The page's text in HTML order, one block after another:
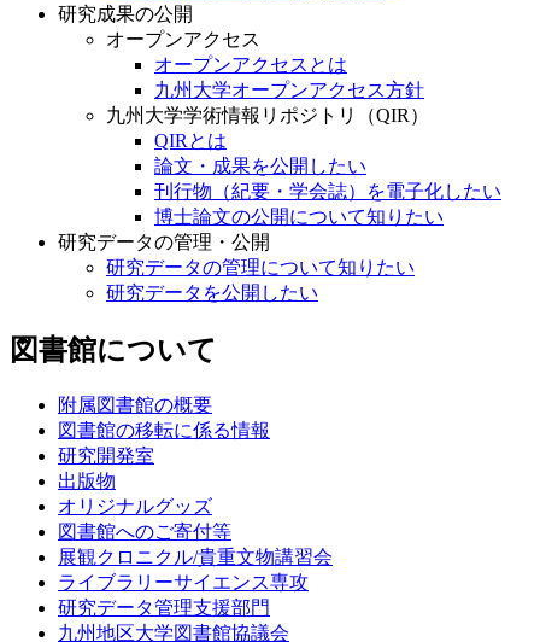
研究成果の公開
オープンアクセス
オープンアクセスとは
九州大学オープンアクセス方針
九州大学学術情報リポジトリ（QIR）
QIRとは
論文・成果を公開したい
刊行物（紀要・学会誌）を電子化したい
博士論文の公開について知りたい
研究データの管理・公開
研究データの管理について知りたい
研究データを公開したい
図書館について
附属図書館の概要
図書館の移転に係る情報
研究開発室
出版物
オリジナルグッズ
図書館へのご寄付等
展観クロニクル/貴重文物講習会
ライブラリーサイエンス専攻
研究データ管理支援部門
九州地区大学図書館協議会